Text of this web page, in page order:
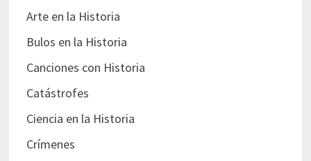
Arte en la Historia
Bulos en la Historia
Canciones con Historia
Catástrofes
Ciencia en la Historia
Crímenes